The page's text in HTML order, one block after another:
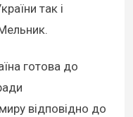
так і
готова до
відповідно до